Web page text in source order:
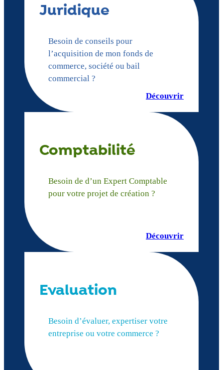
Juridique
Besoin de conseils pour
l’acquisition de mon fonds de
commerce, société ou bail
commercial ?
Découvrir
Comptabilité
Besoin de d’un Expert Comptable
pour votre projet de création ?
Découvrir
Evaluation
Besoin d’évaluer, expertiser votre
entreprise ou votre commerce ?